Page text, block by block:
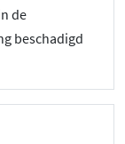
de
beschadigd